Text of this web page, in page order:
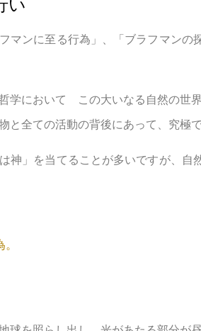
い
マンに至る行為」、「ブラフマンの
学において この大いなる自然の世界
と全ての活動の背後にあって、究極
神」を当てることが多いですが、自